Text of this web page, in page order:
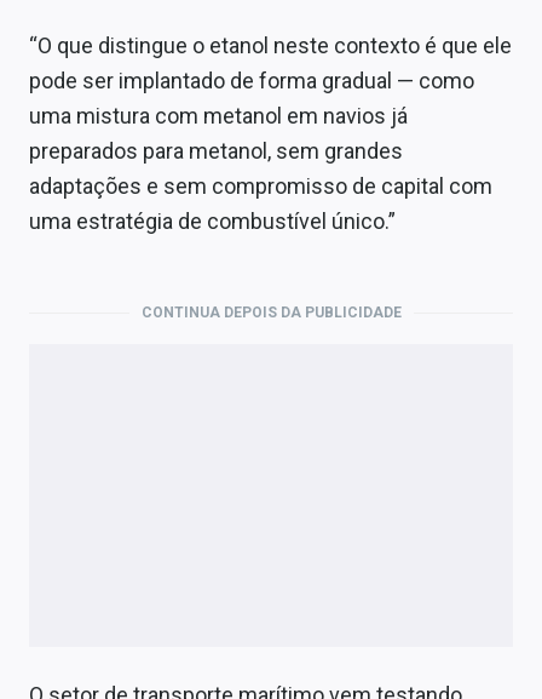
“O que distingue o etanol neste contexto é que ele
pode ser implantado de forma gradual — como
uma mistura com metanol em navios já
preparados para metanol, sem grandes
adaptações e sem compromisso de capital com
uma estratégia de combustível único.”
CONTINUA DEPOIS DA PUBLICIDADE